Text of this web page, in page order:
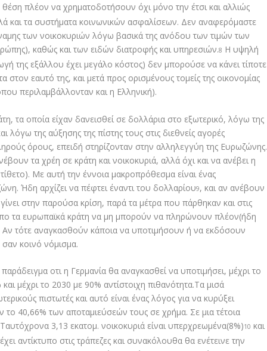
πλέον να χρηματοδοτήσουν όχι μόνο την έτσι και αλλιώς
και τα συστήματα κοινωνικών ασφαλίσεων. Δεν αναφερόμαστε
των νοικοκυριών λόγω βασικά της ανόδου των τιμών των
καθώς και των ειδών διατροφής και υπηρεσιών.8 Η υψηλή
της εξάλλου έχει μεγάλο κόστος) δεν μπορούσε να κάνει τίποτε
εαυτό της, και μετά προς ορισμένους τομείς της οικονομίας
περιλαμβάλλονταν και η Ελληνική).
τα οποία είχαν δανεισθεί σε δολλάρια στο εξωτερικό, λόγω της
της αύξησης της πίστης τους στις διεθνείς αγορές
όρους, επειδή στηρίζονταν στην αλληλεγγύη της Ευρωζώνης.
τα χρέη σε κράτη και νοικοκυριά, αλλά όχι και να ανέβει η
Με αυτή την έννοια μακροπρόθεσμα είναι ένας
Ήδη αρχίζει να πέφτει έναντι του δολλαρίου9, και αν ανέβουν
στην παρούσα κρίση, παρά τα μέτρα που πάρθηκαν και στις
τα ευρωπαϊκά κράτη να μη μπορούν να πληρώνουν πλέον(ήδη
τότε αναγκασθούν κάποια να υποτιμήσουν ή να εκδόσουν
κοινό νόμισμα.
οτι η Γερμανία θα αναγκασθεί να υποτιμήσει, μέχρι το
μέχρι το 2030 με 90% αντίστοιχη πιθανότητα.Τα μισά
πιστωτές και αυτό είναι ένας λόγος για να κυρύξει
40,66% των αποταμιεύσεών τους σε χρήμα. Σε μια τέτοια
3,13 εκατομ. νοικοκυριά είναι υπερχρεωμένα(8%)10 και
αντίκτυπο στις τράπεζες και συνακόλουθα θα ενέτεινε την